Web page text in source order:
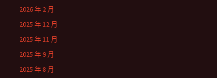
2026 年 2 月
2025 年 12 月
2025 年 11 月
2025 年 9 月
2025 年 8 月